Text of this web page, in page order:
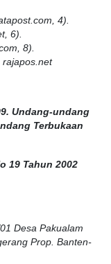
4).
6).
8).
rajapos.net
Undang-undang
Terbukaan
19 Tahun 2002
Desa Pakualam
Prop. Banten-